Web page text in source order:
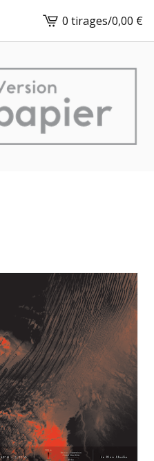
View
cart
0 tirages/0,00 €